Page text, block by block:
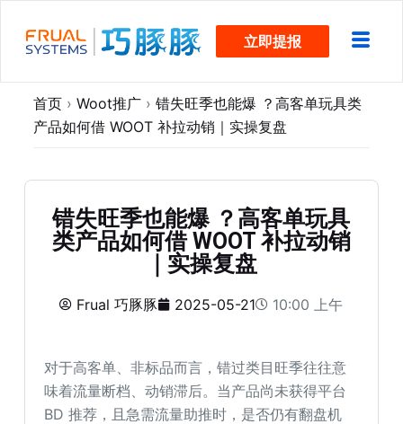
过
立即提报
首页 › Woot推广 › 错失旺季也能爆 ？高客单玩具类
产品如何借 WOOT 补拉动销｜实操复盘
错失旺季也能爆 ？高客单玩具
类产品如何借 WOOT 补拉动销
｜实操复盘
Frual 巧豚豚 2025-05-21 10:00 上午
对于高客单、非标品而言，错过类目旺季往往意
味着流量断档、动销滞后。当产品尚未获得平台
BD 推荐，且急需流量助推时，是否仍有翻盘机